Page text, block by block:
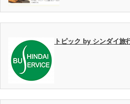
トピック by シンダイ